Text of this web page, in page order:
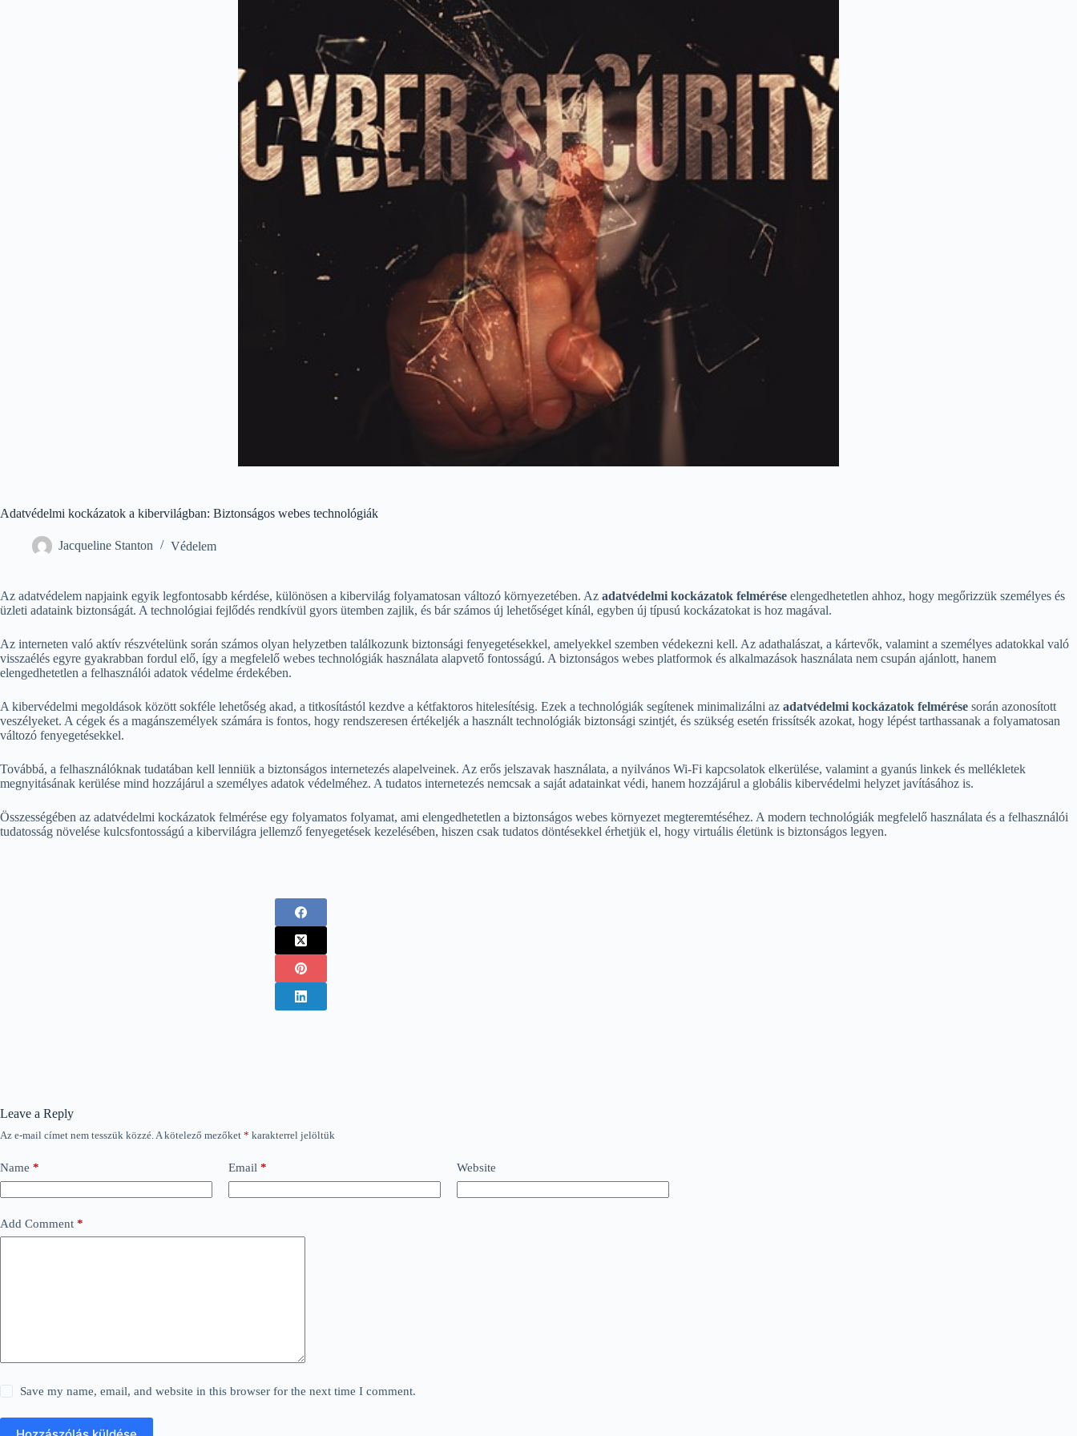
Adatvédelmi kockázatok a kibervilágban: Biztonságos webes technológiák
Jacqueline Stanton Védelem
Az adatvédelem napjaink egyik legfontosabb kérdése, különösen a kibervilág folyamatosan változó környezetében. Az adatvédelmi kockázatok felmérése elengedhetetlen ahhoz, hogy megőrizzük személyes és
üzleti adataink biztonságát. A technológiai fejlődés rendkívül gyors ütemben zajlik, és bár számos új lehetőséget kínál, egyben új típusú kockázatokat is hoz magával.
Az interneten való aktív részvételünk során számos olyan helyzetben találkozunk biztonsági fenyegetésekkel, amelyekkel szemben védekezni kell. Az adathalászat, a kártevők, valamint a személyes adatokkal való
visszaélés egyre gyakrabban fordul elő, így a megfelelő webes technológiák használata alapvető fontosságú. A biztonságos webes platformok és alkalmazások használata nem csupán ajánlott, hanem
elengedhetetlen a felhasználói adatok védelme érdekében.
A kibervédelmi megoldások között sokféle lehetőség akad, a titkosítástól kezdve a kétfaktoros hitelesítésig. Ezek a technológiák segítenek minimalizálni az adatvédelmi kockázatok felmérése során azonosított
veszélyeket. A cégek és a magánszemélyek számára is fontos, hogy rendszeresen értékeljék a használt technológiák biztonsági szintjét, és szükség esetén frissítsék azokat, hogy lépést tarthassanak a folyamatosan
változó fenyegetésekkel.
Továbbá, a felhasználóknak tudatában kell lenniük a biztonságos internetezés alapelveinek. Az erős jelszavak használata, a nyilvános Wi-Fi kapcsolatok elkerülése, valamint a gyanús linkek és mellékletek
megnyitásának kerülése mind hozzájárul a személyes adatok védelméhez. A tudatos internetezés nemcsak a saját adatainkat védi, hanem hozzájárul a globális kibervédelmi helyzet javításához is.
Összességében az adatvédelmi kockázatok felmérése egy folyamatos folyamat, ami elengedhetetlen a biztonságos webes környezet megteremtéséhez. A modern technológiák megfelelő használata és a felhasználói
tudatosság növelése kulcsfontosságú a kibervilágra jellemző fenyegetések kezelésében, hiszen csak tudatos döntésekkel érhetjük el, hogy virtuális életünk is biztonságos legyen.
Leave a Reply
Az e-mail címet nem tesszük közzé.A kötelező mezőket * karakterrel jelöltük
Name * Email * Website
Add Comment *
Save my name, email, and website in this browser for the next time I comment.